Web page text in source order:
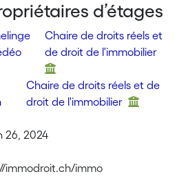
d’étages
Chaire de droits réels et
de droit de l'immobilier
Chaire de droits réels et de
droit de l'immobilier
26, 2024
immodroit.ch/immo